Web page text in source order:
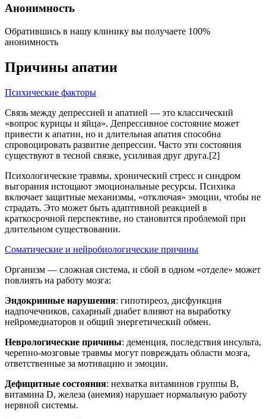
Анонимность
Обратившись в нашу клинику вы получаете 100%
анонимность
Причины апатии
Психические факторы
Связь между депрессией и апатией — это классический
«вопрос курицы и яйца». Депрессивное состояние может
привести к апатии, но и длительная апатия способна
спровоцировать развитие депрессии. Часто эти состояния
существуют в тесной связке, усиливая друг друга.[2]
Психологические травмы, хронический стресс и синдром
выгорания истощают эмоциональные ресурсы. Психика
включает защитные механизмы, «отключая» эмоции, чтобы не
страдать. Это может быть адаптивной реакцией в
краткосрочной перспективе, но становится проблемой при
длительном существовании.
Соматические и нейробиологические причины
Организм — сложная система, и сбой в одном «отделе» может
повлиять на работу мозга:
Эндокринные нарушения: гипотиреоз, дисфункция
надпочечников, сахарный диабет влияют на выработку
нейромедиаторов и общий энергетический обмен.
Неврологические причины: деменция, последствия инсульта,
черепно-мозговые травмы могут повреждать области мозга,
ответственные за мотивацию и эмоции.
Дефицитные состояния: нехватка витаминов группы B,
витамина D, железа (анемия) нарушает нормальную работу
нервной системы.